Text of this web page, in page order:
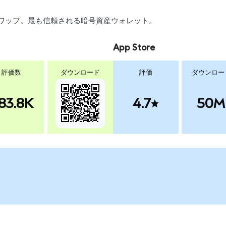
プ。最も信頼される暗号資産ウォレット。
評価数 ダウンロード
App Store
評価
4.7
ダウンロー